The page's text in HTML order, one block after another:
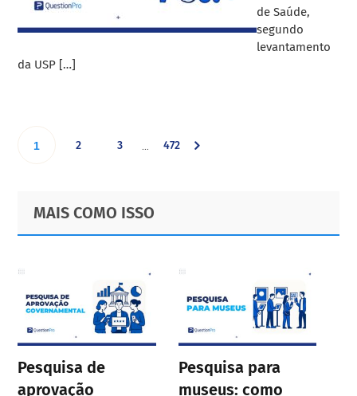
de Saúde,
segundo
levantamento
da USP […]
Go
page
1 Go
page
2 Go
page
3
pages
… Go
472
Primary
Sidebar
Footer
MAIS COMO ISSO
Pesquisa de
aprovação
Pesquisa para
museus: como